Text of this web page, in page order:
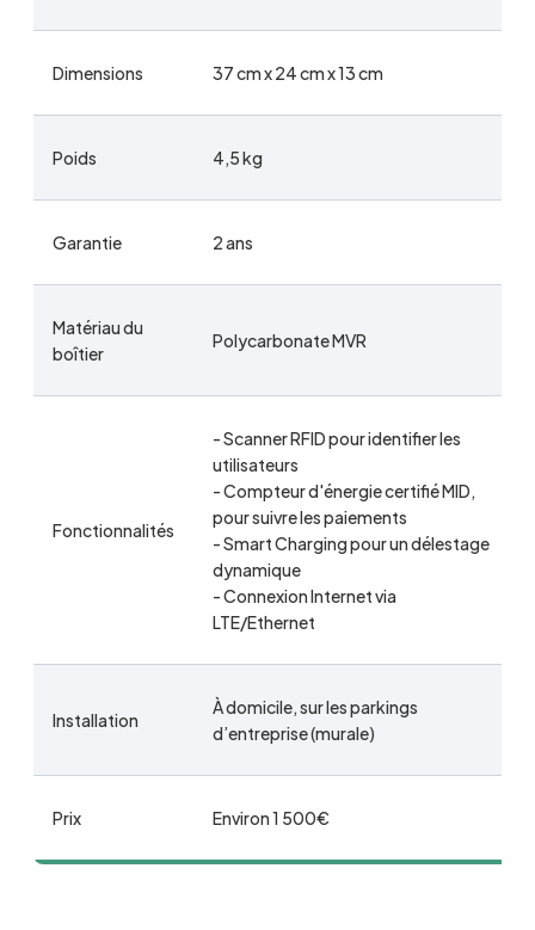
Dimensions 37 cm x 24 cm x 13 cm
Poids 4,5 kg
Garantie 2 ans
Matériau du
boîtier
Polycarbonate MVR
Fonctionnalités
- Scanner RFID pour identifier les
utilisateurs
- Compteur d'énergie certifié MID,
pour suivre les paiements
- Smart Charging pour un délestage
dynamique
- Connexion Internet via
LTE/Ethernet
Installation
À domicile, sur les parkings
d’entreprise (murale)
Prix Environ 1 500€